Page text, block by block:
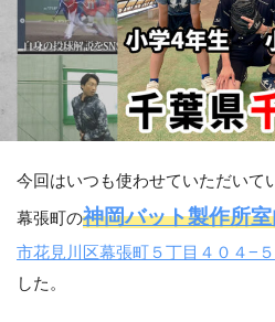
今回はいつも使わせていただいて
幕張町の神岡バット製作所
市花見川区幕張町５丁目４０４−５
した。